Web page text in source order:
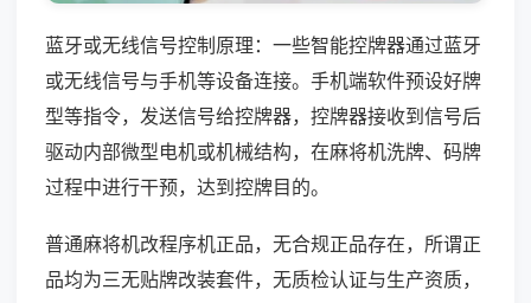
蓝牙或无线信号控制原理：一些智能控牌器通过蓝牙
或无线信号与手机等设备连接。手机端软件预设好牌
型等指令，发送信号给控牌器，控牌器接收到信号后
驱动内部微型电机或机械结构，在麻将机洗牌、码牌
过程中进行干预，达到控牌目的。
普通麻将机改程序机正品，无合规正品存在，所谓正
品均为三无贴牌改装套件，无质检认证与生产资质，